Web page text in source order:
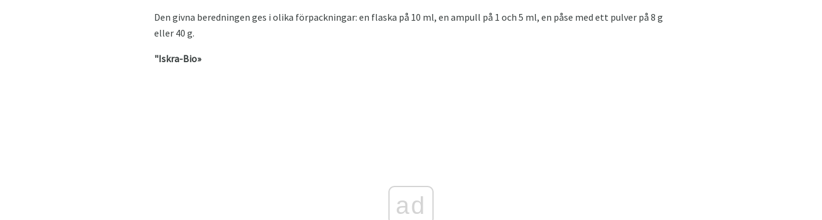
Den givna beredningen ges i olika förpackningar: en flaska på 10 ml, en ampull på 1 och 5 ml, en påse med ett pulver på 8 g
eller 40 g.
"Iskra-Bio»
ad